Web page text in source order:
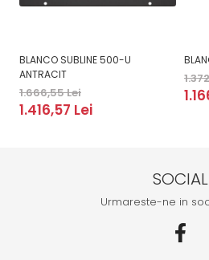
BLANCO SUBLINE 500-U
ANTRACIT
1.666,55 Lei
1.416,57 Lei
SOCIAL
Urmareste-ne in